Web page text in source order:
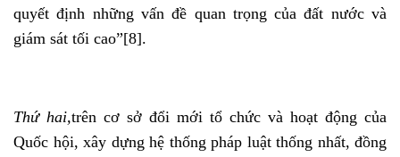
quyết định những vấn đề quan trọng của đất nước và
giám sát tối cao”[8].
Thứ hai,trên cơ sở đổi mới tổ chức và hoạt động của
Quốc hội, xây dựng hệ thống pháp luật thống nhất, đồng